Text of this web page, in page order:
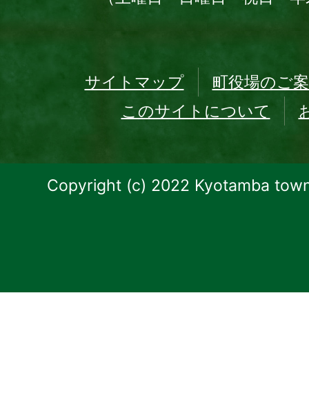
サイトマップ
町役場のご
このサイトについて
Copyright (c) 2022 Kyotamba